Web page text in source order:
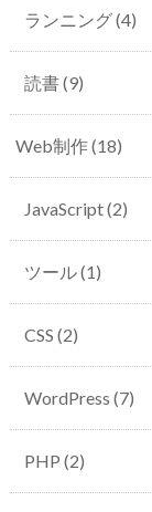
ランニング(4)
読書(9)
Web制作(18)
JavaScript(2)
ツール(1)
CSS (2)
WordPress (7)
PHP (2)